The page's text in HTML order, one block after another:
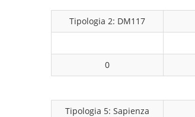
Tipologia 2: DM117
0
Tipologia 5: Sapienza